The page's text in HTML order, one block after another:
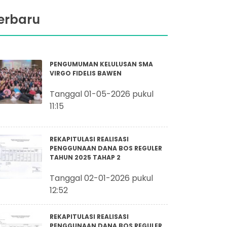
PENGUMUMAN KELULUSAN SMA
VIRGO FIDELIS BAWEN
Tanggal 01-05-2026 pukul
11:15
REKAPITULASI REALISASI
PENGGUNAAN DANA BOS REGULER
TAHUN 2025 TAHAP 2
Tanggal 02-01-2026 pukul
12:52
REKAPITULASI REALISASI